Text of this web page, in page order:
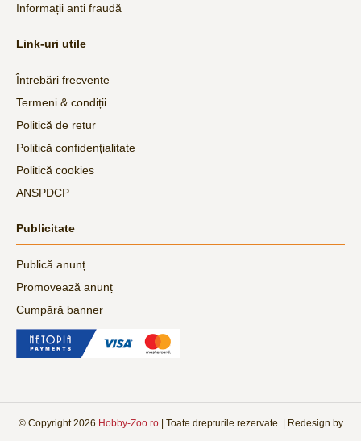
Informații anti fraudă
Link-uri utile
Întrebări frecvente
Termeni & condiții
Politică de retur
Politică confidențialitate
Politică cookies
ANSPDCP
Publicitate
Publică anunț
Promovează anunț
Cumpără banner
© Copyright2026 Hobby-Zoo.ro| Toate drepturile rezervate. | Redesign by